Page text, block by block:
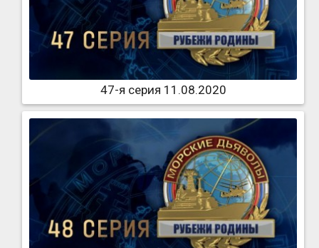
47-я серия 11.08.2020